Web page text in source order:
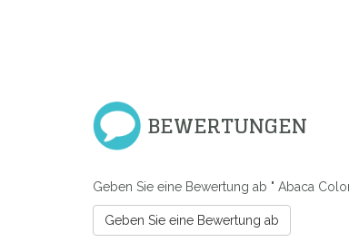
BEWERTUNGEN
Geben Sie eine Bewertung ab " Abaca
Geben Sie eine Bewertung ab